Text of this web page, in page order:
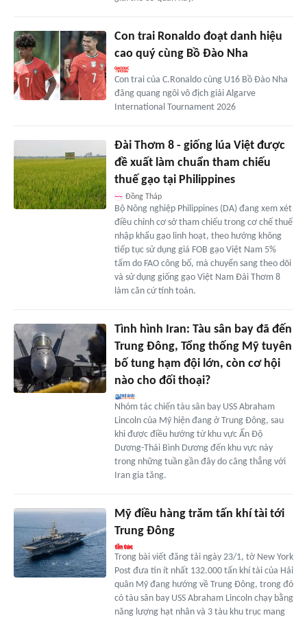
Con trai Ronaldo đoạt danh hiệu
cao quý cùng Bồ Đào Nha
Con trai của C.Ronaldo cùng U16 Bồ Đào Nha
đăng quang ngôi vô địch giải Algarve
International Tournament 2026
Đài Thơm 8 - giống lúa Việt được
đề xuất làm chuẩn tham chiếu
thuế gạo tại Philippines
Đồng Tháp
Bộ Nông nghiệp Philippines (DA) đang xem xét
điều chỉnh cơ sở tham chiếu trong cơ chế thuế
nhập khẩu gạo linh hoạt, theo hướng không
tiếp tục sử dụng giá FOB gạo Việt Nam 5%
tấm do FAO công bố, mà chuyển sang theo dõi
và sử dụng giống gạo Việt Nam Đài Thơm 8
làm căn cứ tính toán.
Tình hình Iran: Tàu sân bay đã đến
Trung Đông, Tổng thống Mỹ tuyên
bố tung hạm đội lớn, còn cơ hội
nào cho đối thoại?
Nhóm tác chiến tàu sân bay USS Abraham
Lincoln của Mỹ hiện đang ở Trung Đông, sau
khi được điều hướng từ khu vực Ấn Độ
Dương-Thái Bình Dương đến khu vực này
trong những tuần gần đây do căng thẳng với
Iran gia tăng.
Mỹ điều hàng trăm tấn khí tài tới
Trung Đông
Trong bài viết đăng tải ngày 23/1, tờ New York
Post đưa tin ít nhất 132.000 tấn khí tài của Hải
quân Mỹ đang hướng về Trung Đông, trong đó
có tàu sân bay USS Abraham Lincoln chạy bằng
năng lượng hạt nhân và 3 tàu khu trục mang